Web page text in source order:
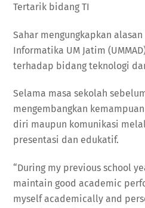
Tertarik bidang TI
Sahar mengungkapkan
Informatika UM Jatim
terhadap bidang teknologi
Selama masa sekolah
mengembangkan
diri maupun komunikasi
presentasi dan edukatif.
“During my previous school
maintain good academic
myself academically and